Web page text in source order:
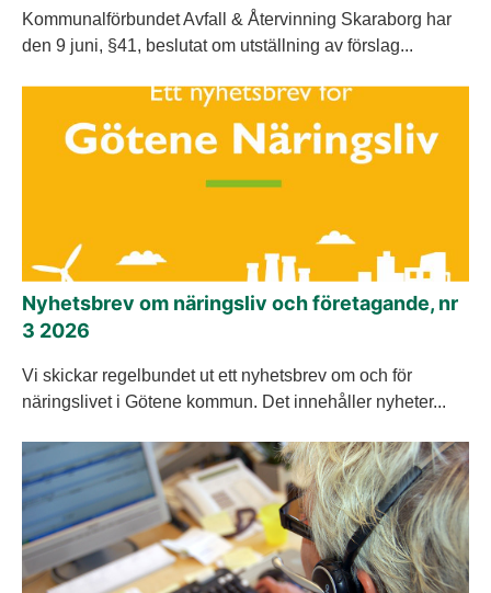
Kommunalförbundet Avfall & Återvinning Skaraborg har
den 9 juni, §41, beslutat om utställning av förslag...
Nyhetsbrev om näringsliv och företagande, nr
3 2026
Vi skickar regelbundet ut ett nyhetsbrev om och för
näringslivet i Götene kommun. Det innehåller nyheter...